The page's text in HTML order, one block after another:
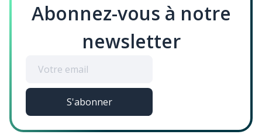
Abonnez-vous à notre
newsletter